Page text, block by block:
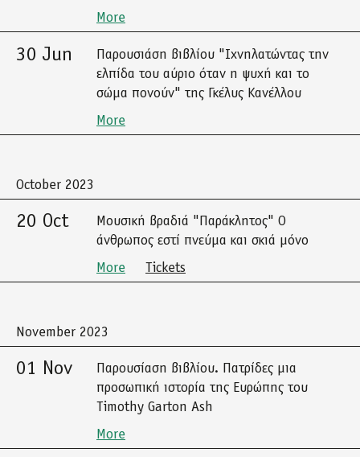
More
30 Jun
Παρουσιάση βιβλίου "Ιχνηλατώντας την
ελπίδα του αύριο όταν η ψυχή και το
σώμα πονούν" της Γκέλυς Κανέλλου
More
October 2023
20 Oct
Μουσική βραδιά "Παράκλητος" Ο
άνθρωπος εστί πνεύμα και σκιά μόνο
More
Tickets
November 2023
01 Nov
Παρουσίαση βιβλίου. Πατρίδες μια
προσωπική ιστορία της Ευρώπης του
Timothy Garton Ash
More